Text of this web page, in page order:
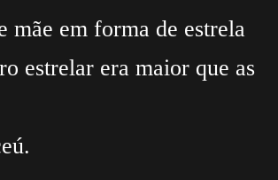
mãe em forma de estrela
estrelar era maior que as